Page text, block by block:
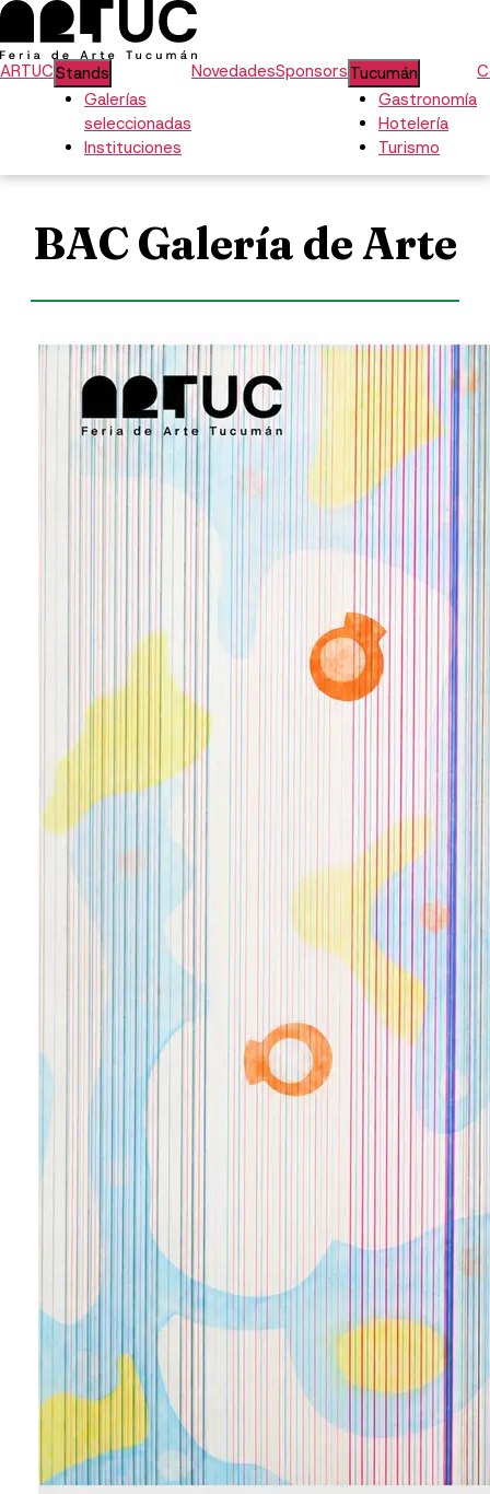
ARTUCStands
Galerías
seleccionadas
Instituciones
NovedadesSponsors Tucumán
Gastronomía
Hotelería
Turismo
BAC Galería de Arte